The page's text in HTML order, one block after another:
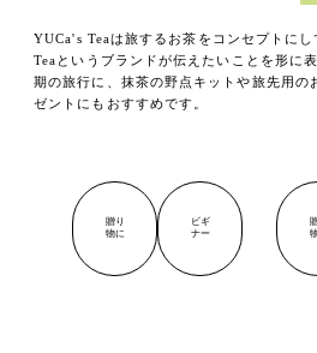
お買い物
YUCa's Tea
・お茶セ
・グッズ
YUCa's
・グッズ
YUCa's Teaは旅するお茶をコンセプトに
Teaというブランドが伝えたいことを形に
期の旅行に、抹茶の野点キットや旅先用
ゼントにもおすすめです。
贈り
物に
ビギ
ナー